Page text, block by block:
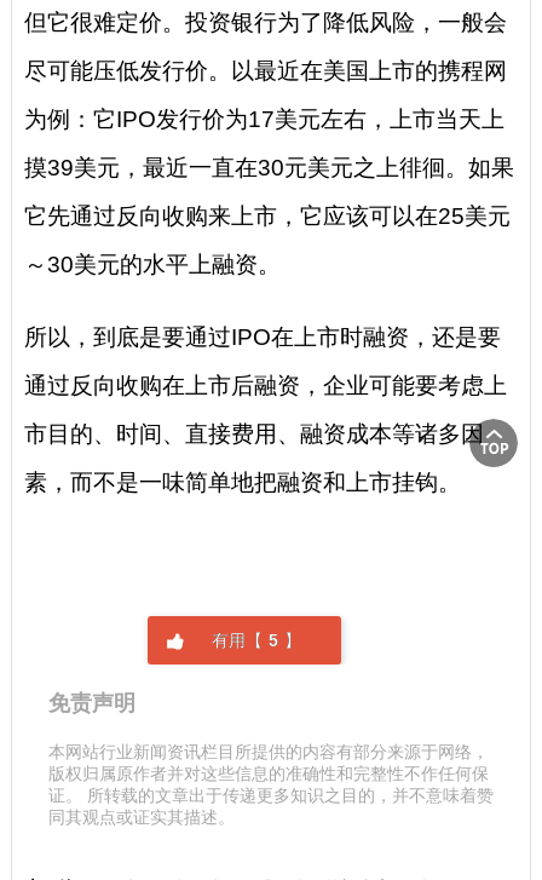
但它很难定价。投资银行为了降低风险，一般会
尽可能压低发行价。以最近在美国上市的携程网
为例：它IPO发行价为17美元左右，上市当天上
摸39美元，最近一直在30元美元之上徘徊。如果
它先通过反向收购来上市，它应该可以在25美元
～30美元的水平上融资。
所以，到底是要通过IPO在上市时融资，还是要
通过反向收购在上市后融资，企业可能要考虑上
市目的、时间、直接费用、融资成本等诸多因
素，而不是一味简单地把融资和上市挂钩。
有用【 5 】
免责声明
本网站行业新闻资讯栏目所提供的内容有部分来源于网络，
版权归属原作者并对这些信息的准确性和完整性不作任何保
证。 所转载的文章出于传递更多知识之目的，并不意味着赞
同其观点或证实其描述。